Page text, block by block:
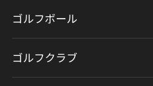
ゴルフボール
ゴルフクラブ